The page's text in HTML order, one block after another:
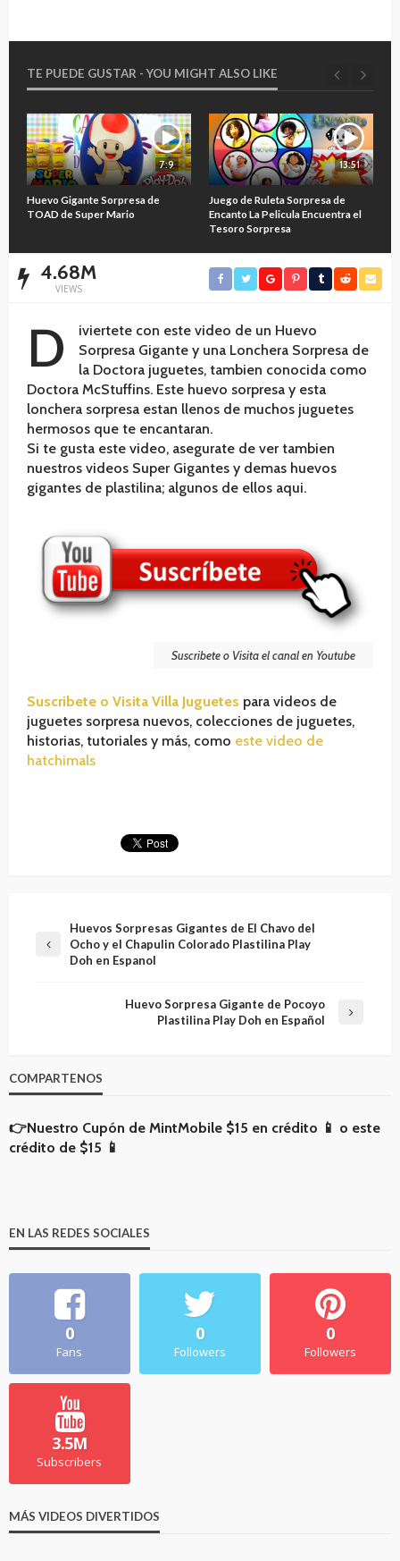
TE PUEDE GUSTAR - YOU MIGHT ALSO LIKE
7:9
Huevo Gigante Sorpresa de
TOAD de Super Mario
13:51
Juego de Ruleta Sorpresa de
Encanto La Pelicula Encuentra el
Tesoro Sorpresa
4.68M
VIEWS
D
iviertete con este video de un Huevo
Sorpresa Gigante y una Lonchera Sorpresa de
la Doctora juguetes, tambien conocida como
Doctora McStuffins. Este huevo sorpresa y esta
lonchera sorpresa estan llenos de muchos juguetes
hermosos que te encantaran.
Si te gusta este video, asegurate de ver tambien
nuestros videos Super Gigantes y demas huevos
gigantes de plastilina; algunos de ellos aqui.
Suscribete o Visita el canal en Youtube
Suscribete o Visita Villa Juguetes para videos de
juguetes sorpresa nuevos, colecciones de juguetes,
historias, tutoriales y más, como este video de
hatchimals
Huevos Sorpresas Gigantes de El Chavo del
Ocho y el Chapulin Colorado Plastilina Play
Doh en Espanol
Huevo Sorpresa Gigante de Pocoyo
Plastilina Play Doh en Español
COMPARTENOS
👉Nuestro Cupón de MintMobile $15 en crédito 📱 o este
crédito de $15 📱
EN LAS REDES SOCIALES
0
Fans
0
Followers
0
Followers
3.5M
Subscribers
MÁS VIDEOS DIVERTIDOS